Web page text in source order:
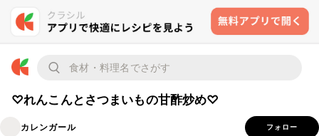
♡れんこんとさつまいもの甘酢炒め♡
カレンガール フォロー